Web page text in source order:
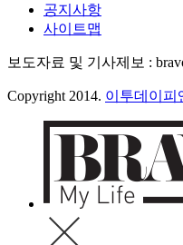
공지사항
사이트맵
보도자료 및 기사제보 :
Copyright 2014. 이투데이피